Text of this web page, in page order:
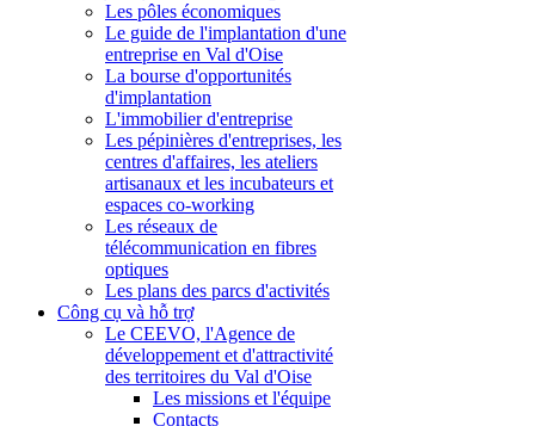
Les pôles économiques
Le guide de l'implantation d'une
entreprise en Val d'Oise
La bourse d'opportunités
d'implantation
L'immobilier d'entreprise
Les pépinières d'entreprises, les
centres d'affaires, les ateliers
artisanaux et les incubateurs et
espaces co-working
Les réseaux de
télécommunication en fibres
optiques
Les plans des parcs d'activités
Công cụ và hỗ trợ
Le CEEVO, l'Agence de
développement et d'attractivité
des territoires du Val d'Oise
Les missions et l'équipe
Contacts